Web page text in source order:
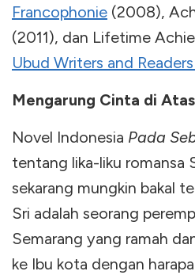
Francophonie (2008),
(2011), dan Lifetime
Ubud Writers and
Mengarung Cinta di
Novel Indonesia Pada
tentang lika-liku romansa
sekarang mungkin bakal
Sri adalah seorang
Semarang yang ramah
ke Ibu kota dengan